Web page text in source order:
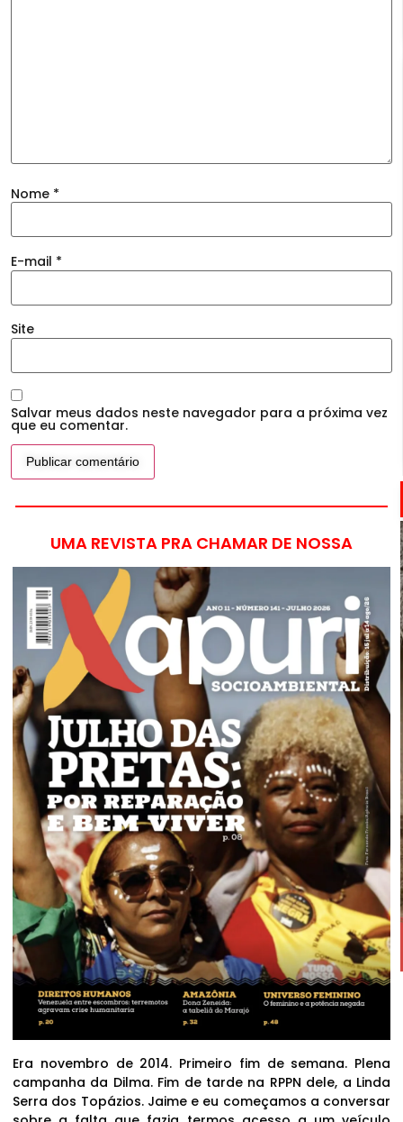
Nome *
E-mail *
Site
Salvar meus dados neste navegador para a próxima vez
que eu comentar.
UMA REVISTA PRA CHAMAR DE NOSSA
Era novembro de 2014. Primeiro fim de semana. Plena
campanha da Dilma. Fim de tarde na RPPN dele, a Linda
Serra dos Topázios. Jaime e eu começamos a conversar